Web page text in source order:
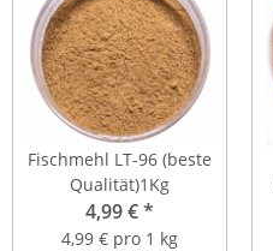
Fischmehl LT-96 (beste
Qualität)1Kg
4,99 €*
4,99 € pro 1 kg